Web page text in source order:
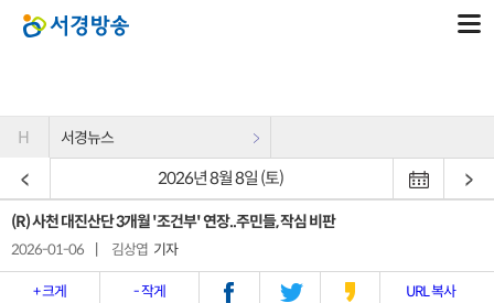
H 서경뉴스
2026년 8월 8일 (토)
(R) 사천 대진산단 3개월 '조건부' 연장..주민들, 작심 비판
2026-01-06 김상엽 기자
+ 크게 - 작게 URL 복사